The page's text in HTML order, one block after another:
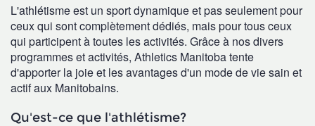
L'athlétisme est un sport dynamique et pas seulement pour
ceux qui sont complètement dédiés, mais pour tous ceux
qui participent à toutes les activités. Grâce à nos divers
programmes et activités, Athletics Manitoba tente
d'apporter la joie et les avantages d'un mode de vie sain et
actif aux Manitobains.
Qu'est-ce que l'athlétisme?